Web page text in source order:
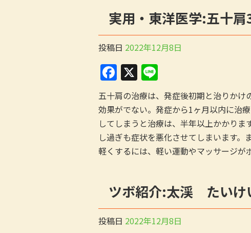
o
o
k
実用・東洋医学:五十肩
投稿日 2022年12月8日
F
a
c
e
b
o
k
X
n
e
五十肩の治療は、発症後初期と治りか
効果がでない。発症から1ヶ月以内に治
してしまうと治療は、半年以上かかり
し過ぎも症状を悪化させてしまいます。
軽くするには、軽い運動やマッサージが
ツボ紹介:太渓 たいけ
投稿日 2022年12月8日